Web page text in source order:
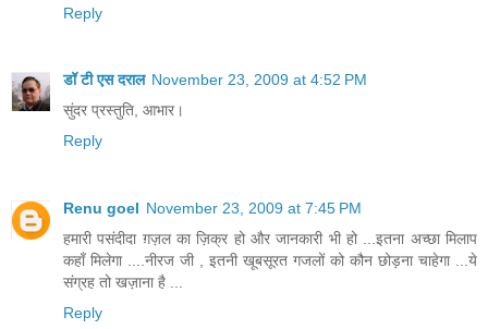
Reply
डॉ टी एस दराल November 23, 2009 at 4:52 PM
सुंदर प्रस्तुति, आभार।
Reply
Renu goel November 23, 2009 at 7:45 PM
हमारी पसंदीदा ग़ज़ल का ज़िक्र हो और जानकारी भी हो ...इतना अच्छा मिलाप
कहाँ मिलेगा ....नीरज जी , इतनी खूबसूरत गजलों को कौन छोड़ना चाहेगा ...ये
संग्रह तो खज़ाना है ...
Reply